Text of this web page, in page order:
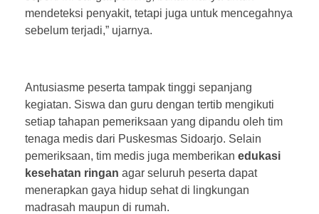
mendeteksi penyakit, tetapi juga untuk mencegahnya
sebelum terjadi,” ujarnya.
Antusiasme peserta tampak tinggi sepanjang
kegiatan. Siswa dan guru dengan tertib mengikuti
setiap tahapan pemeriksaan yang dipandu oleh tim
tenaga medis dari Puskesmas Sidoarjo. Selain
pemeriksaan, tim medis juga memberikan edukasi
kesehatan ringan agar seluruh peserta dapat
menerapkan gaya hidup sehat di lingkungan
madrasah maupun di rumah.